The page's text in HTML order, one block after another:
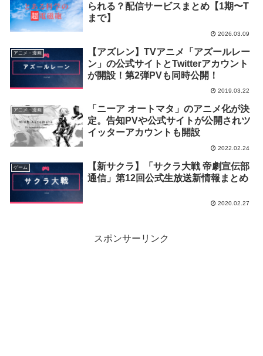
られる？配信サービスまとめ【1期〜T
まで】
2026.03.09
アニメ・漫画
【アズレン】TVアニメ「アズールレー
ン」の公式サイトとTwitterアカウント
が開設！第2弾PVも同時公開！
2019.03.22
アニメ・漫画
「ニーア オートマタ」のアニメ化が決
定。告知PVや公式サイトが公開されツ
イッターアカウントも開設
2022.02.24
ゲーム
【新サクラ】「サクラ大戦 帝劇宣伝部
通信」第12回公式生放送新情報まとめ
2020.02.27
スポンサーリンク